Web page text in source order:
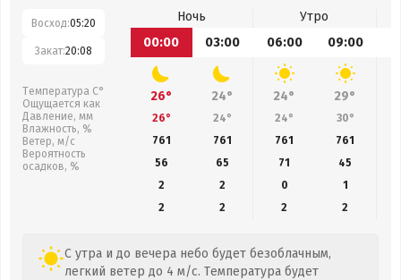
Восход:05:20
Закат:20:08
Температура С°
Ощущается как
Давление, мм
Влажность, %
Ветер, м/с
Вероятность
осадков, %
Ночь
Утро
00:00
03:00 06:00 09:00
26° 24° 24° 29°
26° 24° 24° 30°
761
761 761 761
56
65 71 45
2
2 0
1
2
2 2 2
С утра и до вечера небо будет безоблачным,
легкий ветер до 4 м/с. Температура будет